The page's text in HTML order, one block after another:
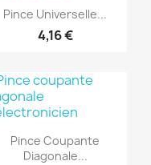
Aperçu rapide
Pince Universelle...
4,16 €
Aperçu rapide
Pince Coupante
Diagonale...